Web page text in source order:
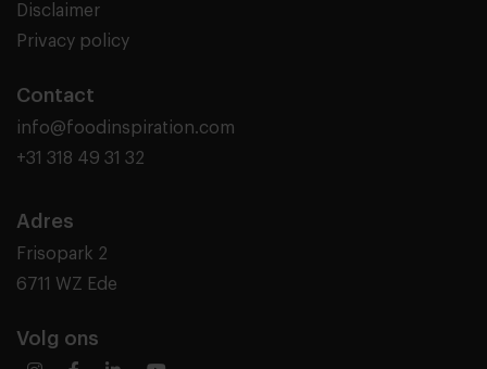
Disclaimer
Privacy policy
Contact
info@foodinspiration.com
+31 318 49 31 32
Adres
Frisopark 2
6711 WZ Ede
Volg ons